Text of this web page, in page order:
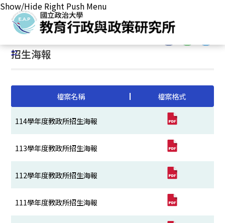
Show/Hide Right Push Menu
首頁/主要業務/招生事務/
:::
招生海報
檔案名稱 檔案格式
114學年度教政所招生海報
113學年度教政所招生海報
112學年度教政所招生海報
111學年度教政所招生海報